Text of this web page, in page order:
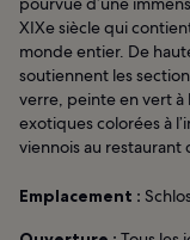
XIXe siècle qui
monde entier. De
soutiennent les
verre, peinte en vert à
exotiques colorées à
viennois au restaurant
Emplacement :